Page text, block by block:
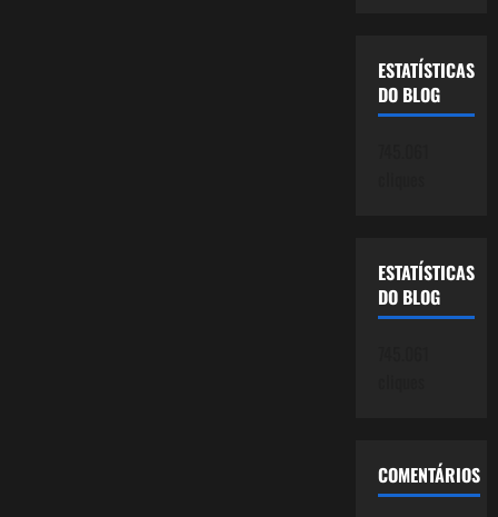
ESTATÍSTICAS
DO BLOG
ESTATÍSTICAS
DO BLOG
COMENTÁRIOS